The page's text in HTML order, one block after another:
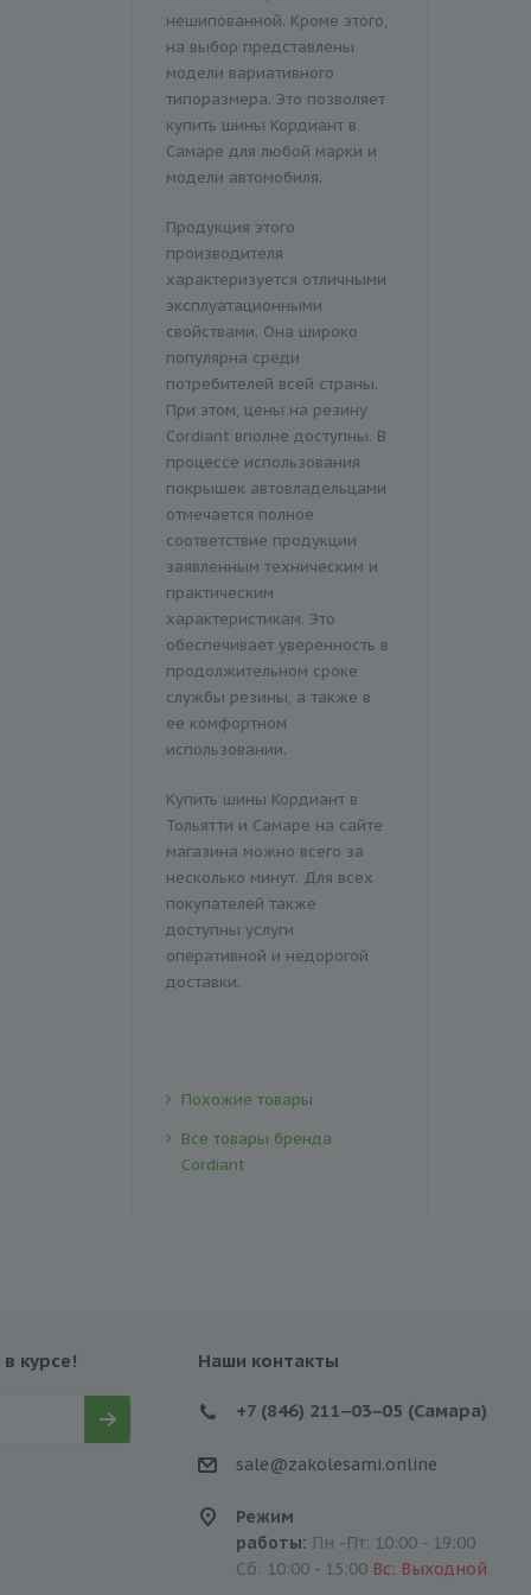
нешипованной. Кроме этого,
на выбор представлены
модели вариативного
типоразмера. Это позволяет
купить шины Кордиант в
Самаре для любой марки и
модели автомобиля.
Продукция этого
производителя
характеризуется отличными
эксплуатационными
свойствами. Она широко
популярна среди
потребителей всей страны.
При этом, цены на резину
Сordiant вполне доступны. В
процессе использования
покрышек автовладельцами
отмечается полное
соответствие продукции
заявленным техническим и
практическим
характеристикам. Это
обеспечивает уверенность в
продолжительном сроке
службы резины, а также в
ее комфортном
использовании.
Купить шины Кордиант в
Тольятти и Самаре на сайте
магазина можно всего за
несколько минут. Для всех
покупателей также
доступны услуги
оперативной и недорогой
доставки.
Похожие товары
Все товары бренда
Cordiant
курсе! Наши контакты
+7 (846) 211‒03‒05 (Самара)
sale@zakolesami.online
Режим
работы: Пн -Пт: 10:00 - 19:00
Сб: 10:00 - 15:00 Вс: Выходной